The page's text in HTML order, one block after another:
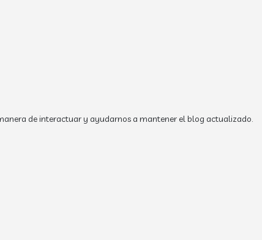
de interactuar y ayudarnos a mantener el blog actualizado.